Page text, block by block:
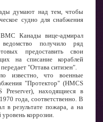
думают над тем, чтобы
судно для снабжения
Канады вице-адмирал
получило ряд
предоставить свои
на списание кораблей
"Оттава ситизен".
известно, что военные
"Протектор" (HMCS
Preserver), находящиеся в
года, соответственно. В
в результате пожара, а на
коррозии.